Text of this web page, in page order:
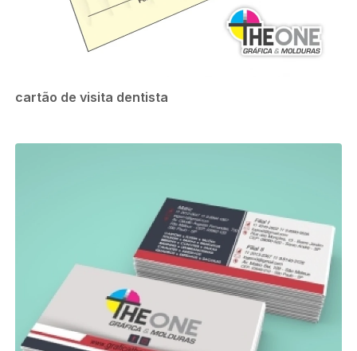
cartão de visita dentista